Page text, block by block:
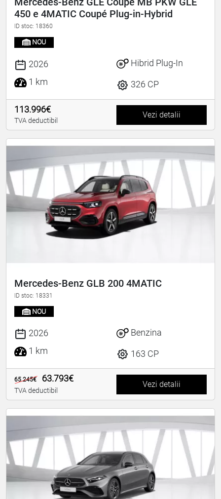
450 e 4MATIC Coupé Plug-in-Hybrid
ID stoc: 18360
NOU
2026
1 km
Hibrid Plug-In
326 CP
113.996€
TVA deductibil
Vezi detalii
Mercedes-Benz GLB 200 4MATIC
ID stoc: 18331
NOU
2026
1 km
Benzina
163 CP
65.245€ 63.793€
TVA deductibil
Vezi detalii